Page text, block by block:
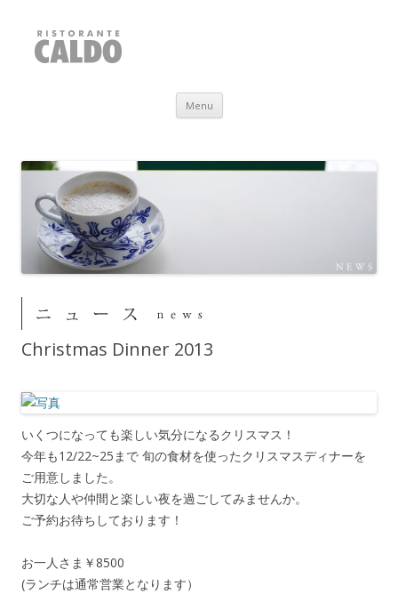
RISTORANTE CALDO
福井県敦賀市
Menu Skip to content
Christmas Dinner 2013
いくつになっても楽しい気分になるクリスマス！
今年も12/22~25まで 旬の食材を使ったクリスマスディナーを
ご用意しました。
大切な人や仲間と楽しい夜を過ごしてみませんか。
ご予約お待ちしております！
お一人さま￥8500
(ランチは通常営業となります）